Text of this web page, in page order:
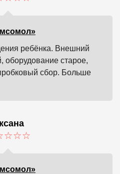
ребёнка. Внешний
оборудование старое,
сбор. Больше